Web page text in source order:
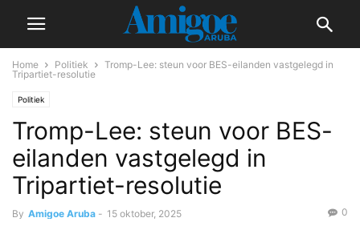
Home Politiek
Tromp-Lee: steun voor BES-eilanden vastgelegd in
Tripartiet-resolutie
Politiek
Tromp-Lee: steun voor BES-
eilanden vastgelegd in
Tripartiet-resolutie
By Amigoe Aruba - 15 oktober, 2025 0